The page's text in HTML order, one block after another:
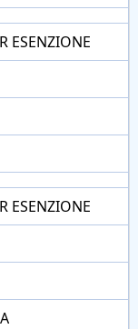
ESENZIONE
ESENZIONE